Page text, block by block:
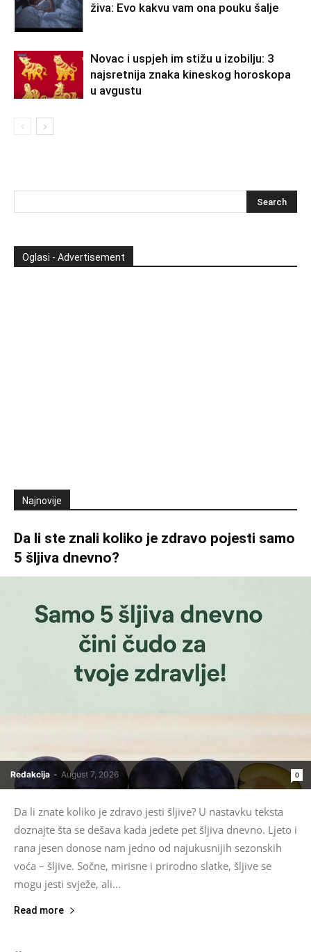
živa: Evo kakvu vam ona pouku šalje
Novac i uspjeh im stižu u izobilju: 3
najsretnija znaka kineskog horoskopa
u avgustu
Oglasi - Advertisement
Najnovije
Da li ste znali koliko je zdravo pojesti samo
5 šljiva dnevno?
Redakcija - August 7, 2026 0
Da li znate koliko je zdravo jesti šljive? U nastavku teksta
doznajte šta se dešava kada jedete pet šljiva dnevno. Ljeto i
rana jesen donose nam jedno od najukusnijih sezonskih
voća – šljive. Sočne, mirisne i prirodno slatke, šljive se
mogu jesti svježe, ali...
Read more